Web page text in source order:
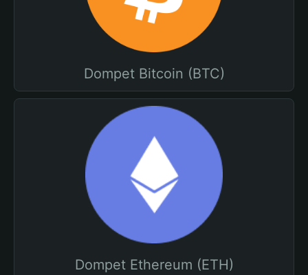
Dompet Bitcoin (BTC)
Dompet Ethereum (ETH)